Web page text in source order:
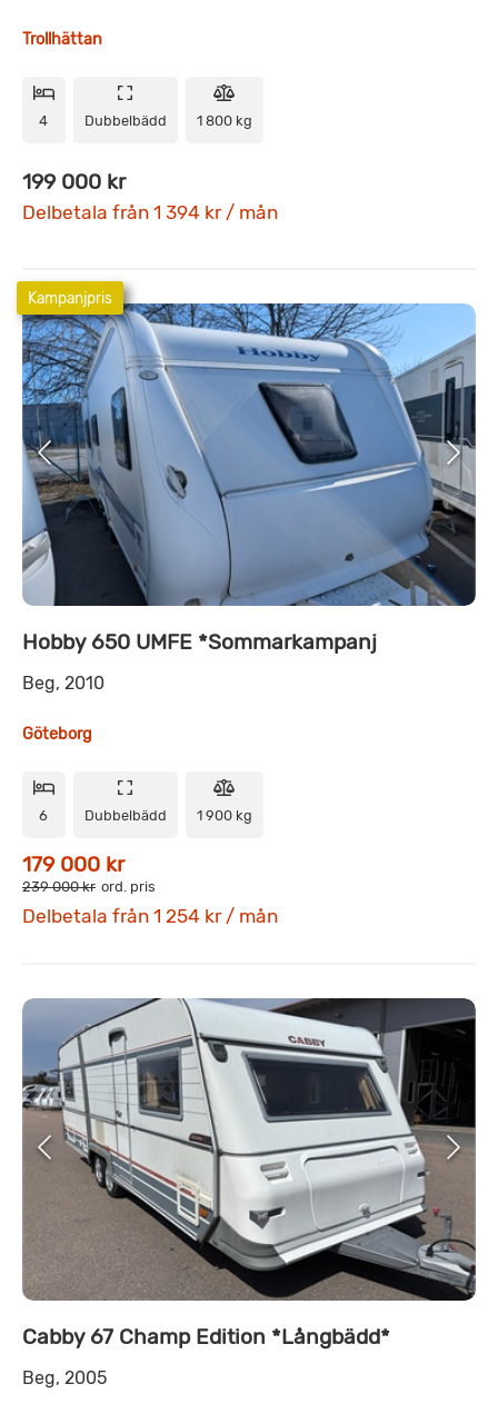
Trollhättan
4 Dubbelbädd 1 800 kg
199 000 kr
Delbetala från 1 394 kr / mån
Kampanjpris
Hobby 650 UMFE *Sommarkampanj
Beg, 2010
Göteborg
6 Dubbelbädd 1 900 kg
179 000 kr
239 000 kr ord. pris
Delbetala från 1 254 kr / mån
Cabby 67 Champ Edition *Långbädd*
Beg, 2005